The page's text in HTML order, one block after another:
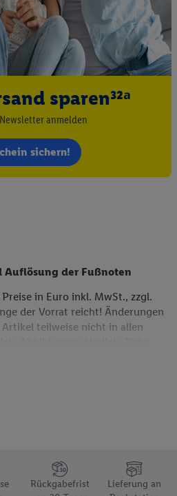
sparen³²ᵃ
anmelden
sichern!
Auflösung der Fußnoten
in Euro inkl. MwSt., zzgl.
der Vorrat reicht! Änderungen
teilweise nicht in allen
von Kunden mit einer
sind über den jeweiligen Link am
Rückgabefrist
Lieferung an